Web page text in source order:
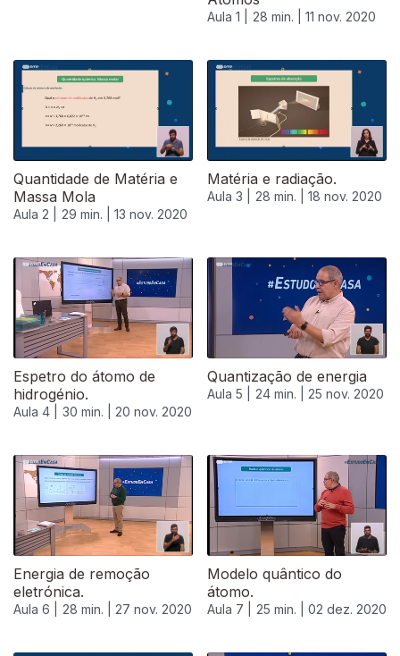
Aula 1 | 28 min. | 11 nov. 2020
Quantidade de Matéria e
Massa Mola
Aula 2 | 29 min. | 13 nov. 2020
Matéria e radiação.
Aula 3 | 28 min. | 18 nov. 2020
Espetro do átomo de
hidrogénio.
Aula 4 | 30 min. | 20 nov. 2020
Quantização de energia
Aula 5 | 24 min. | 25 nov. 2020
Energia de remoção
eletrónica.
Aula 6 | 28 min. | 27 nov. 2020
Modelo quântico do
átomo.
Aula 7 | 25 min. | 02 dez. 2020